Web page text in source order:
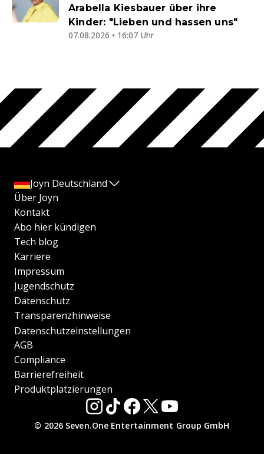
Arabella Kiesbauer über ihre
Kinder: "Lieben und hassen uns"
07.08.2026 • 16:07 Uhr
Joyn Deutschland
Über Joyn
Kontakt
Abo hier kündigen
Tech blog
Karriere
Impressum
Jugendschutz
Datenschutz
Transparenzhinweise
Datenschutzeinstellungen
AGB
Compliance
Barrierefreiheit
Produktplatzierungen
© 2026 Seven.One Entertainment Group GmbH